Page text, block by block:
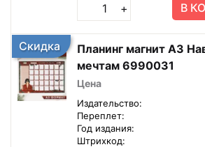
+ В
Скидка
Планинг магнит А3
мечтам 6990031
Цена
Издательство:
Переплет:
Год издания:
Штрихкод: